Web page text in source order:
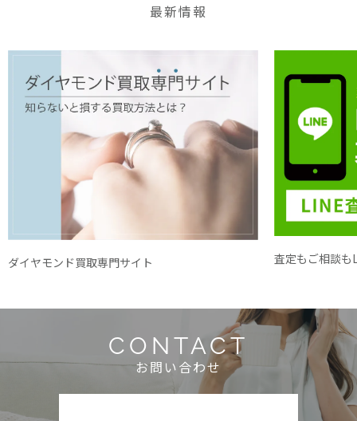
最新情報
ダイヤモンド買取専門サイト 査定もご相談も
CONTACT
お問い合わせ